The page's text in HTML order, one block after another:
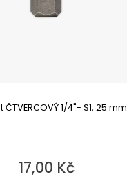
ČTVERCOVÝ 1/4"- S1, 25 mm
17,00 Kč